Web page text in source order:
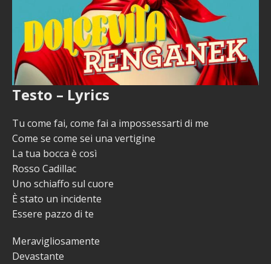
Testo – Lyrics
Tu come fai, come fai a impossessarti di me
Come se come sei una vertigine
La tua bocca è così
Rosso Cadillac
Uno schiaffo sul cuore
È stato un incidente
Essere pazzo di te
Meravigliosamente
Devastante